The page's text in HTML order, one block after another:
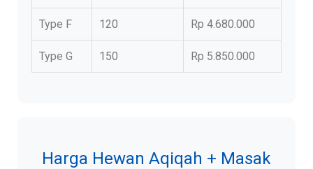
Type F 120 Rp 4.680.000
Type G 150 Rp 5.850.000
Harga Hewan Aqiqah + Masak